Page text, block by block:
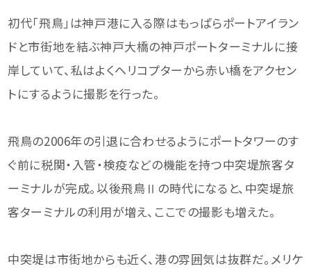
初代「飛鳥」は神戸港に入る際はもっぱらポートアイラン
ドと市街地を結ぶ神戸大橋の神戸ポートターミナルに接
岸していて、私はよくヘリコプターから赤い橋をアクセン
トにするように撮影を行った。
飛鳥の2006年の引退に合わせるようにポートタワーのす
ぐ前に税関・入管・検疫などの機能を持つ中突堤旅客タ
ーミナルが完成。以後飛鳥Ⅱの時代になると、中突堤旅
客ターミナルの利用が増え、ここでの撮影も増えた。
中突堤は市街地からも近く、港の雰囲気は抜群だ。メリケ